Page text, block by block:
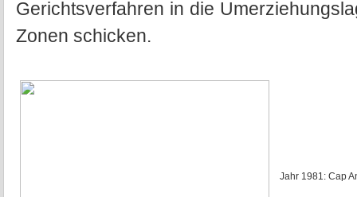
Gerichtsverfahren in die
Zonen schicken.
Jahr 1981: Cap